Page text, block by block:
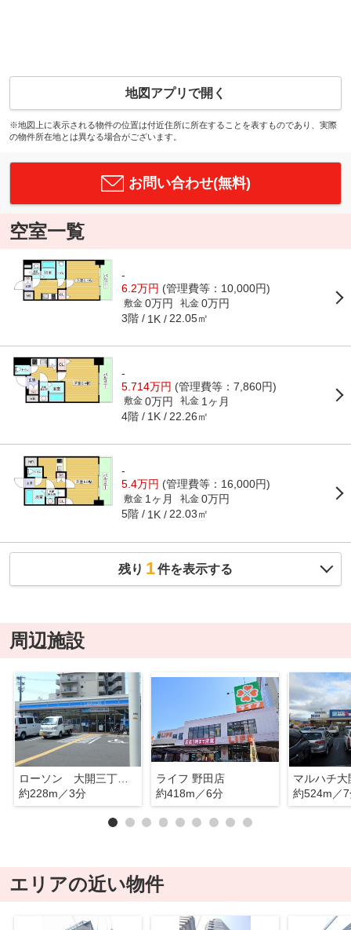
地図アプリで開く
※地図上に表示される物件の位置は付近住所に所在することを表すものであり、実際
の物件所在地とは異なる場合がございます。
お問い合わせ(無料)
空室一覧
-
6.2万円 (管理費等：10,000円)
敷金 0万円 礼金 0万円
3階 1K 22.05㎡
-
5.714万円 (管理費等：7,860円)
敷金 0万円 礼金 1ヶ月
4階 1K 22.26㎡
-
5.4万円 (管理費等：16,000円)
敷金 1ヶ月 礼金 0万円
5階 1K 22.03㎡
残り 1件を表示する
周辺施設
ローソン 大開三丁目店
約228m／3分
ライフ 野田店
約418m／6分
マルハチ大
約524m／
エリアの近い物件